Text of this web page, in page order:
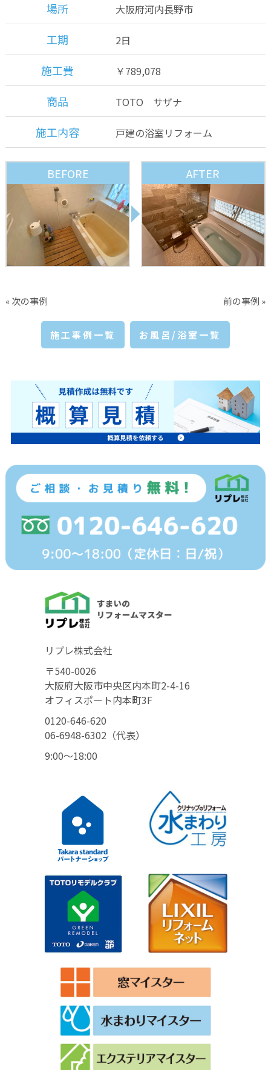
場所 大阪府河内長野市
工期 2日
施工費 ￥789,078
商品 TOTO サザナ
施工内容 戸建の浴室リフォーム
BEFORE AFTER
« 次の事例 前の事例 »
施工事例一覧 お風呂/浴室一覧
リプレ株式会社
〒540-0026
大阪府大阪市中央区内本町2-4-16
オフィスポート内本町3F
0120-646-620
06-6948-6302（代表）
9:00〜18:00